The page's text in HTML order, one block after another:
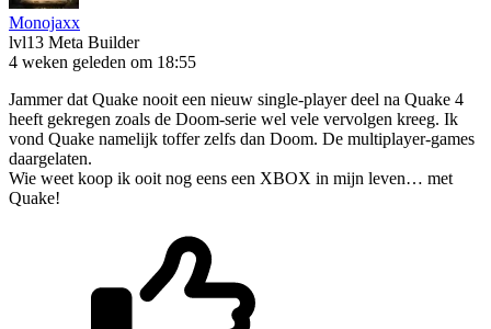
Monojaxx
lvl13 Meta Builder
4 weken geleden om 18:55
Jammer dat Quake nooit een nieuw single-player deel na Quake 4
heeft gekregen zoals de Doom-serie wel vele vervolgen kreeg. Ik
vond Quake namelijk toffer zelfs dan Doom. De multiplayer-games
daargelaten.
Wie weet koop ik ooit nog eens een XBOX in mijn leven… met
Quake!